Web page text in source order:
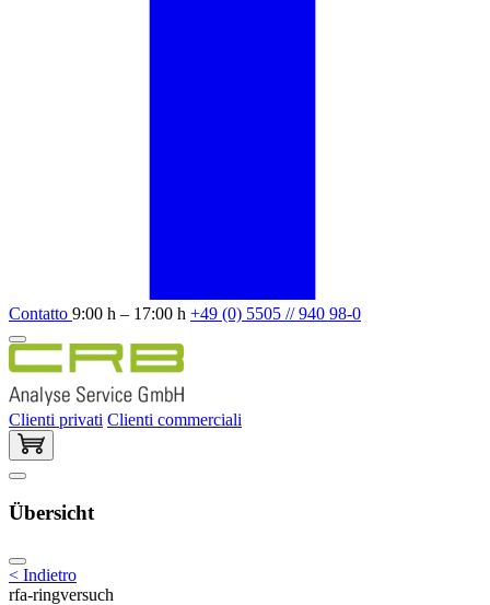
Contatto 9:00 h – 17:00 h +49 (0) 5505 // 940 98-0
Clienti privati Clienti commerciali
Übersicht
< Indietro
rfa-ringversuch